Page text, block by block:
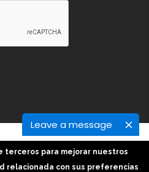
Leave a message
terceros para mejorar nuestros
relacionada con sus preferencias